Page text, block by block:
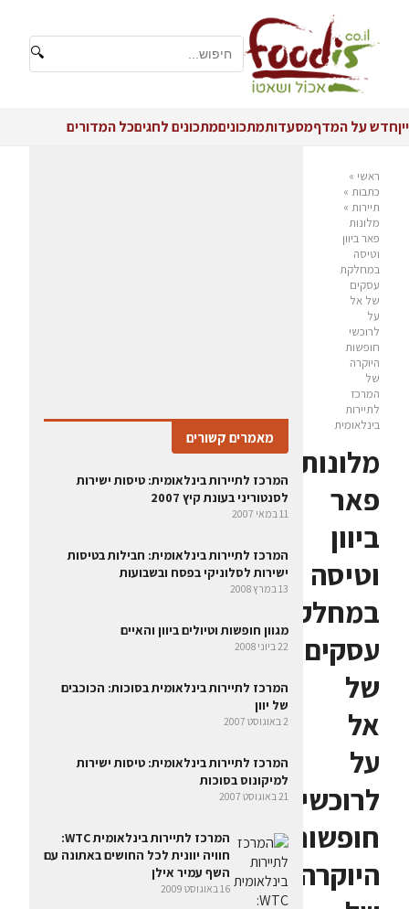
🔍
ייןחדש על המדףמסעדותמתכוניםמתכונים לחגיםכל המדורים
ראשי »
כתבות »
תיירות »
מלונות
פאר ביוון
וטיסה
במחלקת
עסקים
של אל
על
לרוכשי
חופשות
היוקרה
של
המרכז
לתיירות
בינלאומית
מלונות
פאר
ביוון
וטיסה
במחלקת
עסקים
של
אל
על
לרוכשי
חופשות
היוקרה
מאמרים קשורים
המרכז לתיירות בינלאומית: טיסות ישירות
לסנטוריני בעונת קיץ 2007
11 במאי 2007
המרכז לתיירות בינלאומית: חבילות בטיסות
ישירות לסלוניקי בפסח ובשבועות
13 במרץ 2008
מגוון חופשות וטיולים ביוון והאיים
22 ביוני 2008
המרכז לתיירות בינלאומית בסוכות: הכוכבים
של יוון
2 באוגוסט 2007
המרכז לתיירות בינלאומית: טיסות ישירות
למיקונוס בסוכות
21 באוגוסט 2007
המרכז לתיירות בינלאומית WTC:
חוויה יוונית לכל החושים באתונה עם
השף עמיר אילן
16 באוגוסט 2009